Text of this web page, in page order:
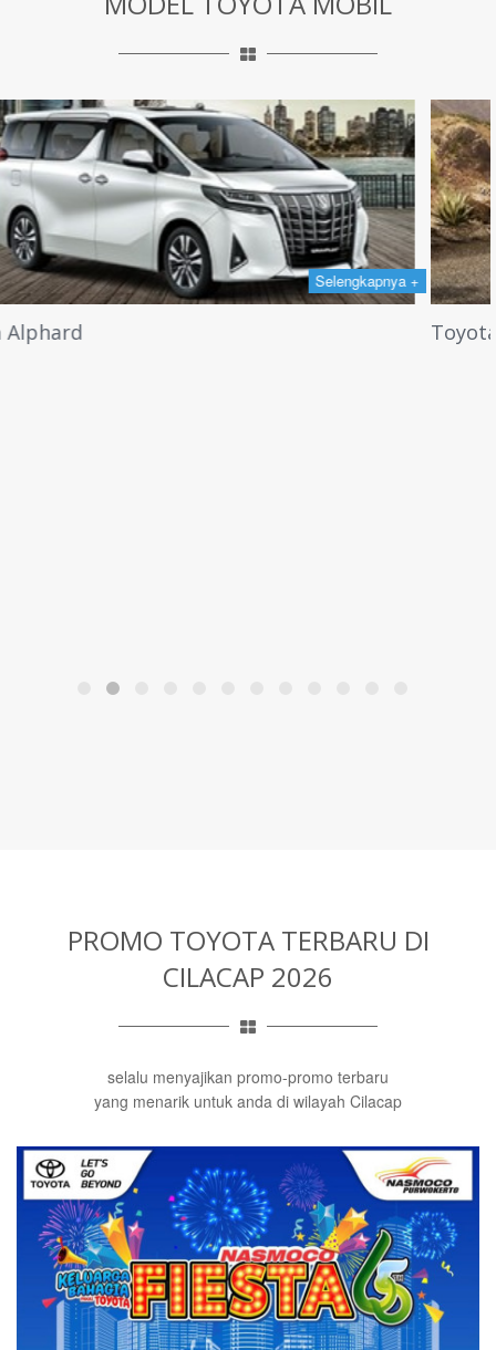
Selengkapnya +
Toyota Fortuner
PROMO TOYOTA TERBARU DI
CILACAP 2026
selalu menyajikan promo-promo terbaru
yang menarik untuk anda di wilayah Cilacap